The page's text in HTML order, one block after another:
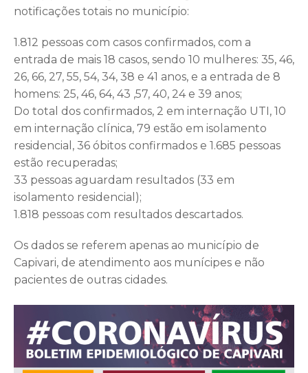
notificações totais no município:
1.812 pessoas com casos confirmados, com a
entrada de mais 18 casos, sendo 10 mulheres: 35, 46,
26, 66, 27, 55, 54, 34, 38 e 41 anos, e a entrada de 8
homens: 25, 46, 64, 43 ,57, 40, 24 e 39 anos;
Do total dos confirmados, 2 em internação UTI, 10
em internação clínica, 79 estão em isolamento
residencial, 36 óbitos confirmados e 1.685 pessoas
estão recuperadas;
33 pessoas aguardam resultados (33 em
isolamento residencial);
1.818 pessoas com resultados descartados.
Os dados se referem apenas ao município de
Capivari, de atendimento aos munícipes e não
pacientes de outras cidades.